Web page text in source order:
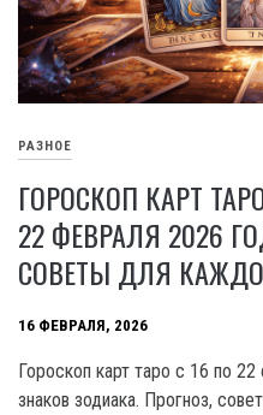
РАЗНОЕ
ГОРОСКОП КАРТ
22 ФЕВРАЛЯ 2026
СОВЕТЫ ДЛЯ
16 ФЕВРАЛЯ, 2026
Гороскоп карт таро с 16 по
знаков зодиака. Прогноз,